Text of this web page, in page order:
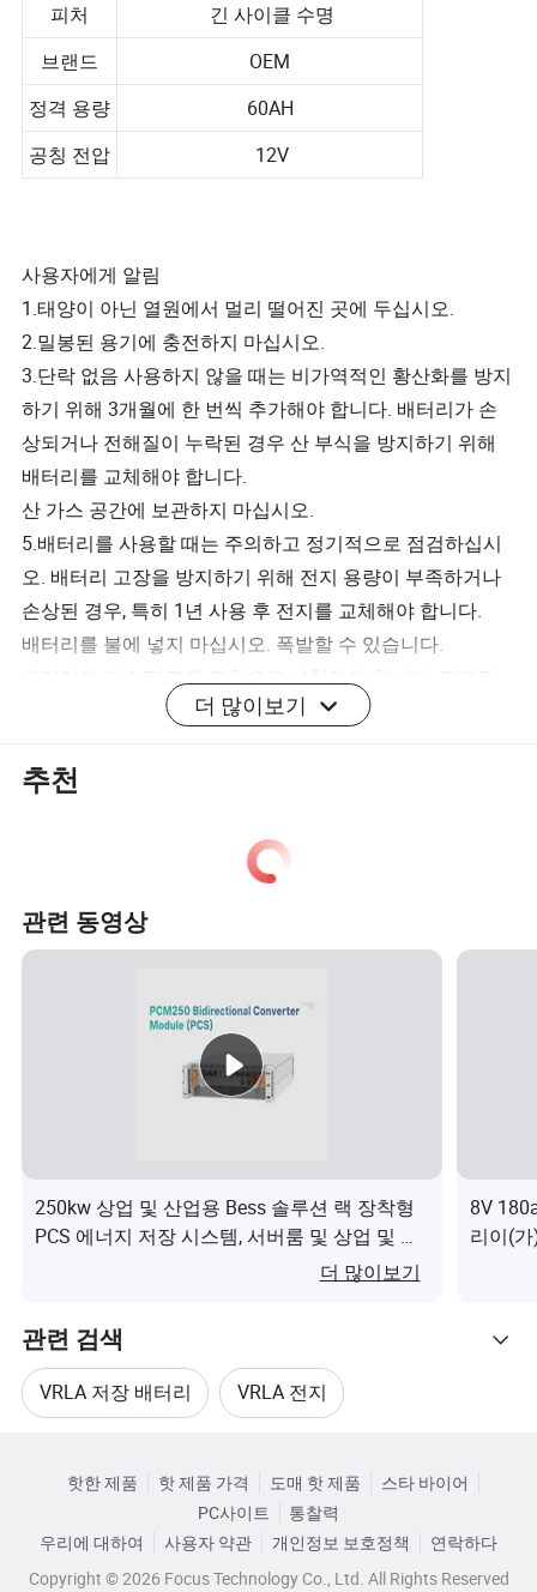
피처
긴 사이클 수명
브랜드
OEM
정격 용량
60AH
공칭 전압
12V
사용자에게 알림
1.태양이 아닌 열원에서 멀리 떨어진 곳에 두십시오.
2.밀봉된 용기에 충전하지 마십시오.
3.단락 없음 사용하지 않을 때는 비가역적인 황산화를 방지
하기 위해 3개월에 한 번씩 추가해야 합니다. 배터리가 손
상되거나 전해질이 누락된 경우 산 부식을 방지하기 위해
배터리를 교체해야 합니다.
산 가스 공간에 보관하지 마십시오.
5.배터리를 사용할 때는 주의하고 정기적으로 점검하십시
오. 배터리 고장을 방지하기 위해 전지 용량이 부족하거나
손상된 경우, 특히 1년 사용 후 전지를 교체해야 합니다.
배터리를 불에 넣지 마십시오. 폭발할 수 있습니다.
배터리가 파손된 경우 면천으로 세척해야 합니다. 전해질
에 닿으면 피부를 씻습니다.
8.유기 용액으로 배터리를 청소하지 마십시오.
광저우 수이 전자 제품은 10년 이상 근무한 경험이 있으며,
디지털 무선 스피커 및 배터리의 개발 및 혁신에 항상 초점
을 맞추고 있습니다. 당사는 독자적인 지적 재산권과 음향
역에 판매되었으며 , 고객과의 진정한 파트너가 되어 4개의
주요 애플리케이션 영역 5를 지원하고 강력한 설계 및 개발
능력을 갖추고 있습니다. 엄격한 Q.C. 및 강력한 개발 능력
인증
FAQ
물론, 우리는 할 수 있습니다. 로고 디자인 또는 디자인 메
일을 보내주시면 됩니다 ·
2) 작은 주문을 수락하십니까?
네. 소규모 소매업체이거나 비즈니스를 시작하는 경우, 저
더 많이보기
추천
관련 동영상
250kw 상업 및 산업용 Bess 솔루션 랙 장착형
PCS 에너지 저장 시스템, 서버룸 및 상업 및 산
업에 적합하며 쌓을 수 있습니다이(가) 무엇인
더 많이보기
8V
리이(
관련 검색
VRLA 저장 배터리 VRLA 전지
태양광 VRLA 배터리 VRLA 배터리 조명
카테고리로 찾아보기
핫한 제품 핫 제품 가격 도매 핫 제품
스타 바이어
PC사이트
통찰력
우리에 대하여
사용자 약관 개인정보 보호정책
연락하다
Copyright © 2026 Focus Technology Co., Ltd. All Rights Reserved